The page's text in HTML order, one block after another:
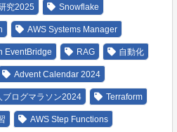
究2025 Snowflake
AWS Systems Manager
EventBridge RAG 自動化
Advent Calendar 2024
ブログマラソン2024 Terraform
AWS Step Functions